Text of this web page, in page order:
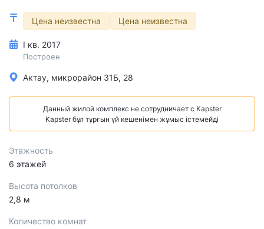
Цена неизвестна Цена неизвестна
I кв. 2017
Построен
Актау, микрорайон 31Б, 28
Данный жилой комплекс не сотрудничает с Kapster
Kapster бұл тұрғын үй кешенімен жұмыс істемейді
Этажность
6 этажей
Высота потолков
2,8 м
Количество комнат